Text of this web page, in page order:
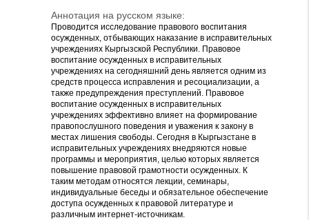
Аннотация на русском языке:
Проводится исследование правового воспитания
осужденных, отбывающих наказание в исправительных
учреждениях Кыргызской Республики. Правовое
воспитание осужденных в исправительных
учреждениях на сегодняшний день является одним из
средств процесса исправления и ресоциализации, а
также предупреждения преступлений. Правовое
воспитание осужденных в исправительных
учреждениях эффективно влияет на формирование
правопослушного поведения и уважения к закону в
местах лишения свободы. Сегодня в Кыргызстане в
исправительных учреждениях внедряются новые
программы и мероприятия, целью которых является
повышение правовой грамотности осужденных. К
таким методам относятся лекции, семинары,
индивидуальные беседы и обязательное обеспечение
доступа осужденных к правовой литературе и
различным интернет-источникам.